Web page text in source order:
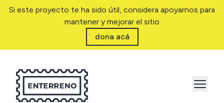
Si este proyecto te ha sido útil, considera apoyarnos para
mantener y mejorar el sitio
dona acá